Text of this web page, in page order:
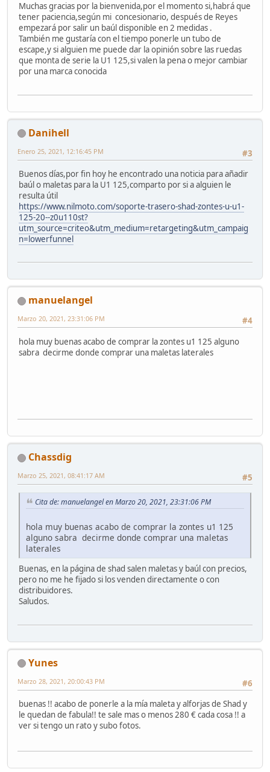
Muchas gracias por la bienvenida,por el momento si,habrá que
tener paciencia,según mi concesionario, después de Reyes
empezará por salir un baúl disponible en 2 medidas .
También me gustaría con el tiempo ponerle un tubo de
escape,y si alguien me puede dar la opinión sobre las ruedas
que monta de serie la U1 125,si valen la pena o mejor cambiar
por una marca conocida
Danihell
#3
Enero 25, 2021, 12:16:45 PM
Buenos días,por fin hoy he encontrado una noticia para añadir
baúl o maletas para la U1 125,comparto por si a alguien le
resulta útil
https://www.nilmoto.com/soporte-trasero-shad-zontes-u-u1-
125-20--z0u110st?
utm_source=criteo&utm_medium=retargeting&utm_campaig
n=lowerfunnel
manuelangel
#4
Marzo 20, 2021, 23:31:06 PM
hola muy buenas acabo de comprar la zontes u1 125 alguno
sabra decirme donde comprar una maletas laterales
Chassdig
#5
Marzo 25, 2021, 08:41:17 AM
Cita de: manuelangel en Marzo 20, 2021, 23:31:06 PM
hola muy buenas acabo de comprar la zontes u1 125
alguno sabra decirme donde comprar una maletas
laterales
Buenas, en la página de shad salen maletas y baúl con precios,
pero no me he fijado si los venden directamente o con
distribuidores.
Saludos.
Yunes
#6
Marzo 28, 2021, 20:00:43 PM
buenas !! acabo de ponerle a la mía maleta y alforjas de Shad y
le quedan de fabula!! te sale mas o menos 280 € cada cosa !! a
ver si tengo un rato y subo fotos.